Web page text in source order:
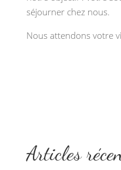
séjourner chez nous.
Nous attendons votre
Articles